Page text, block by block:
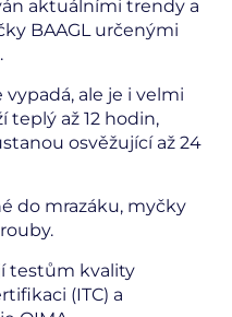
aktuálními trendy a
BAAGL určenými
vypadá, ale je i velmi
teplý až 12 hodin,
osvěžující až 24
do mrazáku, myčky
testům kvality
(ITC) a